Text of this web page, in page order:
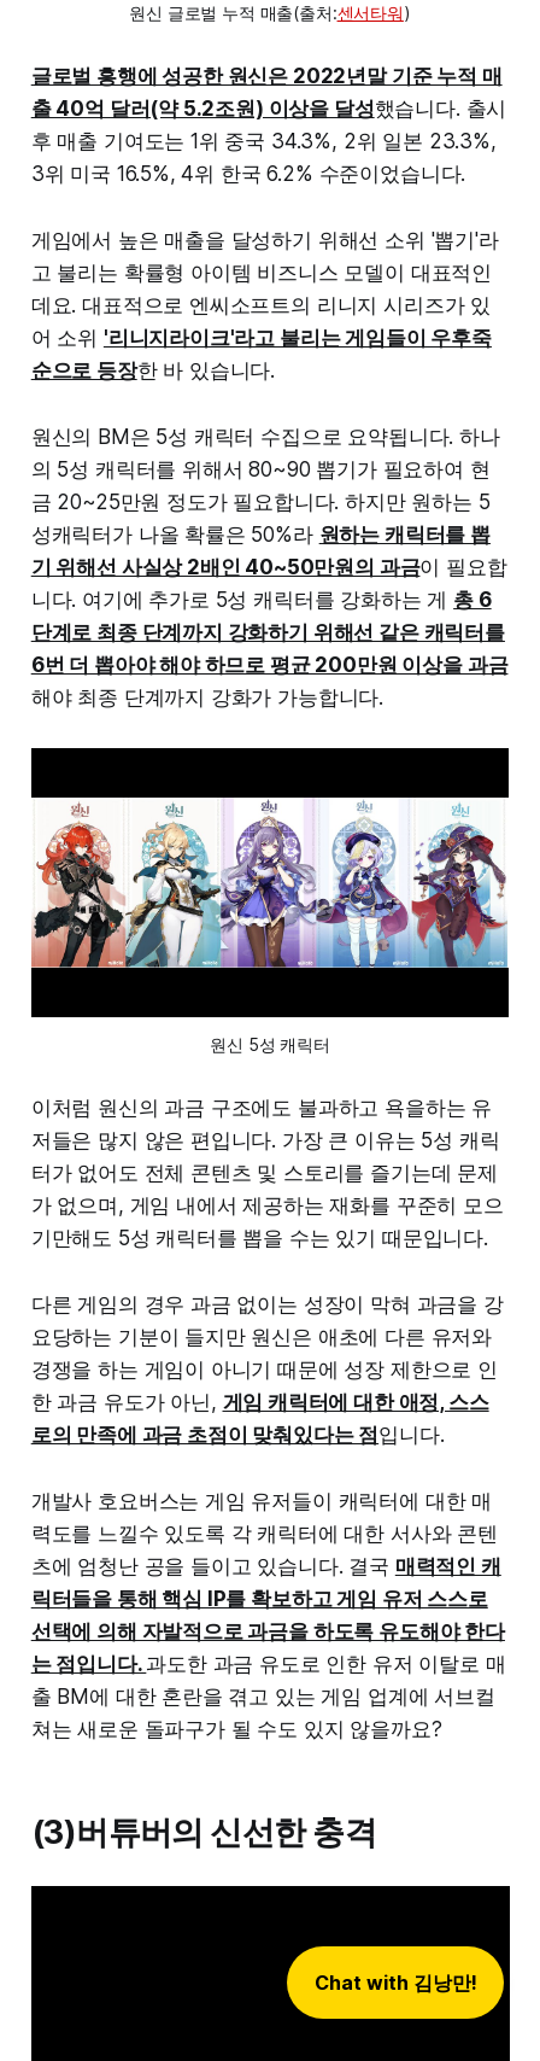
원신 글로벌 누적 매출(출처:센서타워)
글로벌 흥행에 성공한 원신은 2022년말 기준 누적 매
출 40억 달러(약 5.2조원) 이상을 달성했습니다. 출시
후 매출 기여도는 1위 중국 34.3%, 2위 일본 23.3%,
3위 미국 16.5%, 4위 한국 6.2% 수준이었습니다.
게임에서 높은 매출을 달성하기 위해선 소위 '뽑기'라
고 불리는 확률형 아이템 비즈니스 모델이 대표적인
데요. 대표적으로 엔씨소프트의 리니지 시리즈가 있
어 소위 '리니지라이크'라고 불리는 게임들이 우후죽
순으로 등장한 바 있습니다.
원신의 BM은 5성 캐릭터 수집으로 요약됩니다. 하나
의 5성 캐릭터를 위해서 80~90 뽑기가 필요하여 현
금 20~25만원 정도가 필요합니다. 하지만 원하는 5
성캐릭터가 나올 확률은 50%라 원하는 캐릭터를 뽑
기 위해선 사실상 2배인 40~50만원의 과금이 필요합
니다. 여기에 추가로 5성 캐릭터를 강화하는 게 총 6
단계로 최종 단계까지 강화하기 위해선 같은 캐릭터를
6번 더 뽑아야 해야 하므로 평균 200만원 이상을 과금
해야 최종 단계까지 강화가 가능합니다.
원신 5성 캐릭터
이처럼 원신의 과금 구조에도 불과하고 욕을하는 유
저들은 많지 않은 편입니다. 가장 큰 이유는 5성 캐릭
터가 없어도 전체 콘텐츠 및 스토리를 즐기는데 문제
가 없으며, 게임 내에서 제공하는 재화를 꾸준히 모으
기만해도 5성 캐릭터를 뽑을 수는 있기 때문입니다.
다른 게임의 경우 과금 없이는 성장이 막혀 과금을 강
요당하는 기분이 들지만 원신은 애초에 다른 유저와
경쟁을 하는 게임이 아니기 때문에 성장 제한으로 인
한 과금 유도가 아닌, 게임 캐릭터에 대한 애정, 스스
로의 만족에 과금 초점이 맞춰있다는 점입니다.
개발사 호요버스는 게임 유저들이 캐릭터에 대한 매
력도를 느낄수 있도록 각 캐릭터에 대한 서사와 콘텐
츠에 엄청난 공을 들이고 있습니다. 결국 매력적인 캐
릭터들을 통해 핵심 IP를 확보하고 게임 유저 스스로
선택에 의해 자발적으로 과금을 하도록 유도해야 한다
는 점입니다. 과도한 과금 유도로 인한 유저 이탈로 매
출 BM에 대한 혼란을 겪고 있는 게임 업계에 서브컬
쳐는 새로운 돌파구가 될 수도 있지 않을까요?
(3)버튜버의 신선한 충격
Chat with 김낭만!